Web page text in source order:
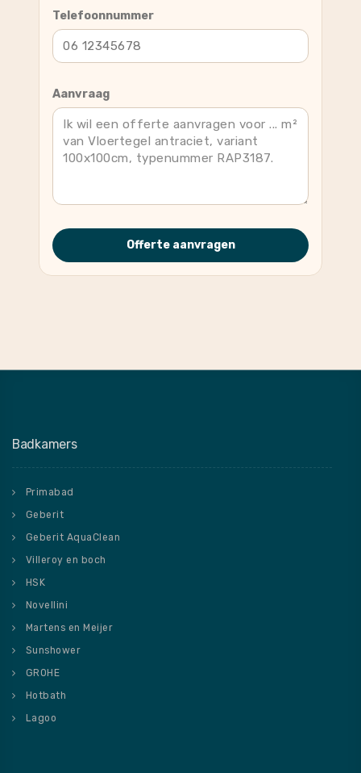
Telefoonnummer
Aanvraag
Offerte aanvragen
Badkamers
Primabad
Geberit
Geberit AquaClean
Villeroy en boch
HSK
Novellini
Martens en Meijer
Sunshower
GROHE
Hotbath
Lagoo